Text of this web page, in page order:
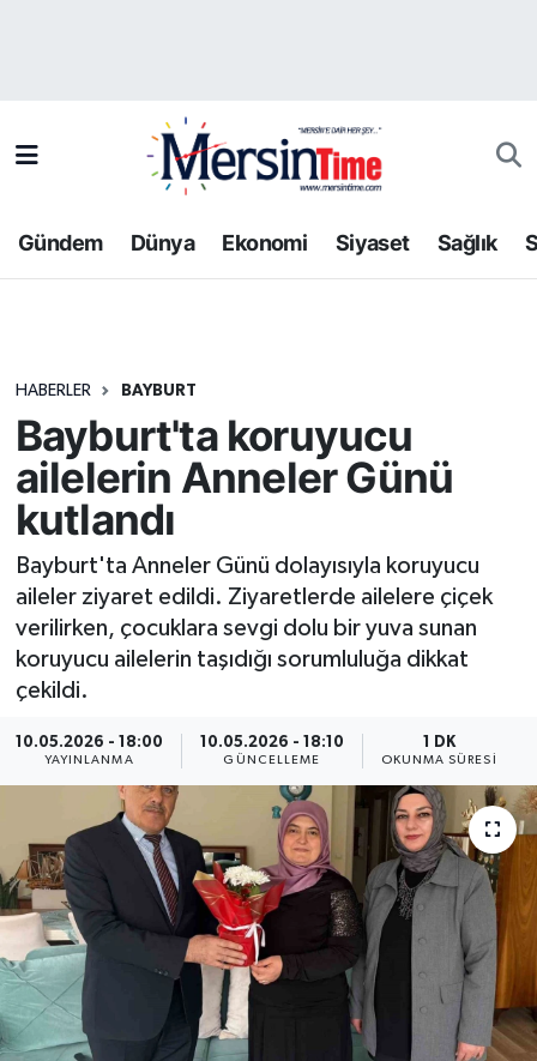
Gündem Dünya Ekonomi Siyaset Sağlık
HABERLER BAYBURT
Bayburt'ta koruyucu
ailelerin Anneler Günü
kutlandı
Bayburt'ta Anneler Günü dolayısıyla koruyucu
aileler ziyaret edildi. Ziyaretlerde ailelere çiçek
verilirken, çocuklara sevgi dolu bir yuva sunan
koruyucu ailelerin taşıdığı sorumluluğa dikkat
çekildi.
10.05.2026 - 18:00
YAYINLANMA
10.05.2026 - 18:10
GÜNCELLEME
1 DK
OKUNMA SÜRESI
Bilim-Teknoloji
Dünya
Ekonomi
Gündem
Kültür-Sanat
Resmi İlan
Sağlık
Siyaset
Spor
Yaşam
Trafik Durumu
Tüm Manşetler
Haber Arşivi